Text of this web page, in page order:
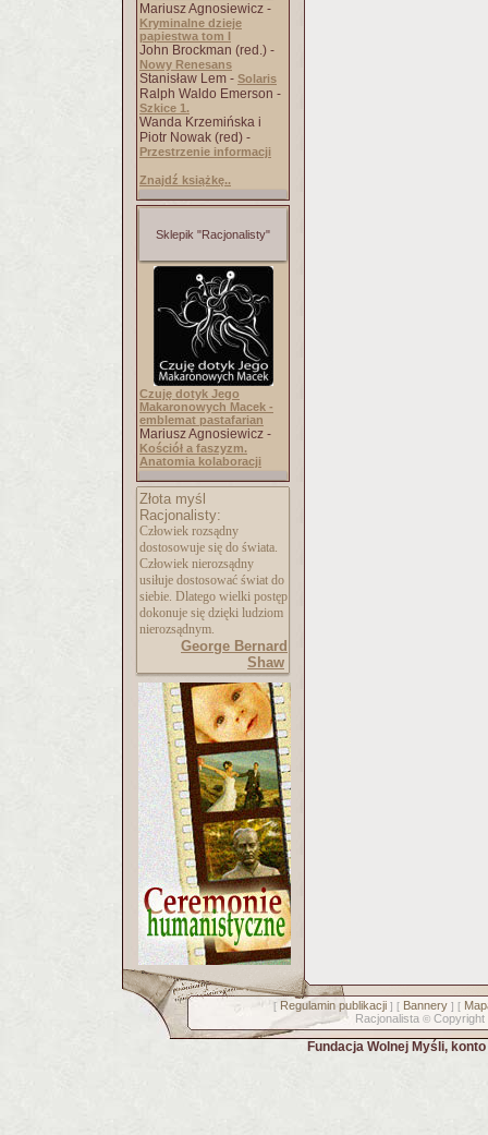
Mariusz Agnosiewicz -
Kryminalne dzieje
papiestwa tom I
John Brockman (red.) -
Nowy Renesans
Stanisław Lem - Solaris
Ralph Waldo Emerson -
Szkice 1.
Wanda Krzemińska i
Piotr Nowak (red) -
Przestrzenie informacji
Znajdź książkę..
Sklepik "Racjonalisty"
Czuję dotyk Jego
Makaronowych Macek -
emblemat pastafarian
Mariusz Agnosiewicz -
Kościół a faszyzm.
Anatomia kolaboracji
Złota myśl
Racjonalisty:
Człowiek rozsądny
dostosowuje się do świata.
Człowiek nierozsądny
usiłuje dostosować świat do
siebie. Dlatego wielki postęp
dokonuje się dzięki ludziom
nierozsądnym.
George Bernard
Shaw
[ Regulamin publikacji] [ Bannery] [
Racjonalista © Copyright
Fundacja Wolnej Myśli,